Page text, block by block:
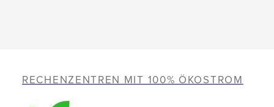
RECHENZENTREN MIT 100% ÖKOSTROM